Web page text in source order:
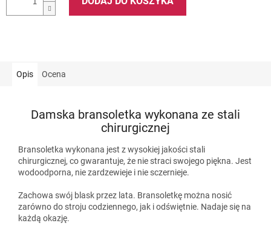
Opis Ocena
Damska bransoletka wykonana ze stali
chirurgicznej
Bransoletka wykonana jest z wysokiej jakości stali
chirurgicznej, co gwarantuje, że nie straci swojego piękna. Jest
wodoodporna, nie zardzewieje i nie sczernieje.
Zachowa swój blask przez lata. Bransoletkę można nosić
zarówno do stroju codziennego, jak i odświętnie. Nadaje się na
każdą okazję.